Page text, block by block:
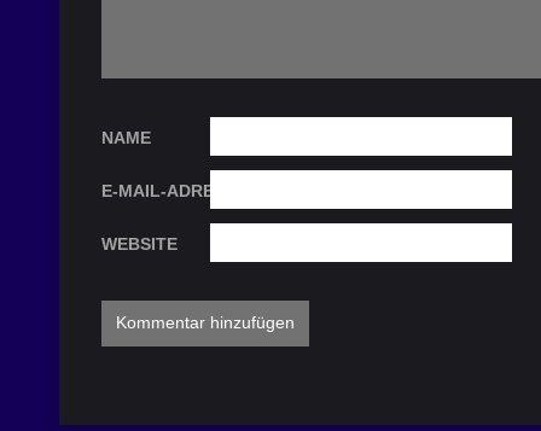
NAME
E-MAIL-ADRESSE
WEBSITE